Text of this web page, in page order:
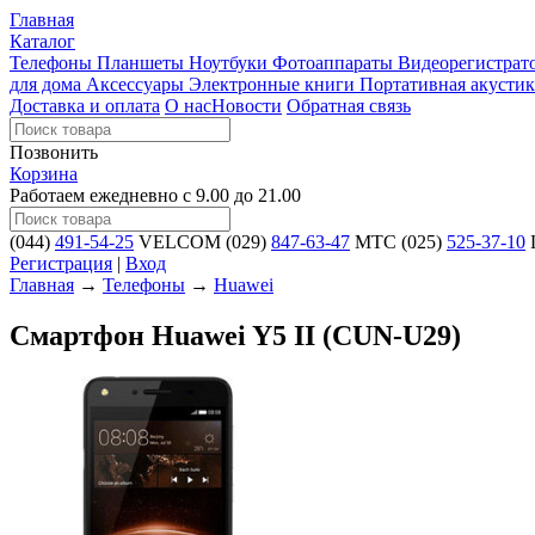
Главная
Каталог
Телефоны Планшеты Ноутбуки Фотоаппараты
для дома Аксессуары Электронные книги Портативная
Доставка и оплата О насНовости Обратная связь
Позвонить
Корзина
Работаем ежедневно с 9.00 до 21.00
(044) 491-54-25 VELCOM (029) 847-63-47 MTC (025) 525-37-10
Регистрация | Вход
Главная → Телефоны → Huawei
Смартфон Huawei Y5 II (CUN-U29)